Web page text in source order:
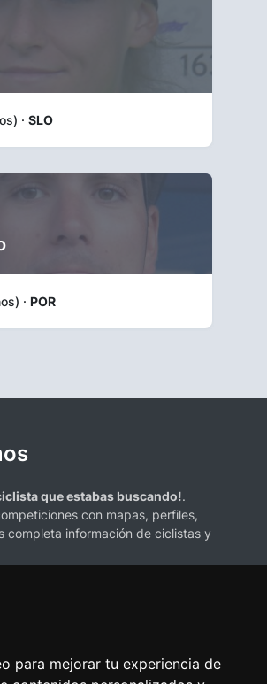
para mejorar tu experiencia de
· SLO
· POR
que estabas buscando!.
con mapas, perfiles,
completa información de ciclistas y